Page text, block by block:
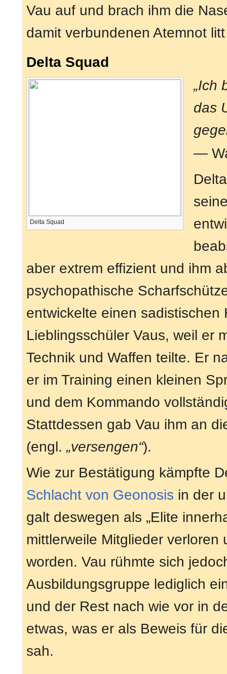
Vau auf und brach ihm die
damit verbundenen Atemnot
Delta Squad
Delta Squad
„Ich
das
—
aber extrem effizient und ihm
psychopathische
entwickelte einen sadistischen
Lieblingsschüler Vaus, weil er
Technik und Waffen teilte. Er
er im Training einen kleinen
und dem Kommando
Stattdessen gab Vau ihm an
(engl. „versengen“).
Wie zur Bestätigung kämpfte
Schlacht von Geonosis in der
galt deswegen als „Elite
mittlerweile Mitglieder
worden. Vau rühmte sich
Ausbildungsgruppe lediglich
und der Rest nach wie vor in
etwas, was er als Beweis für
sah.